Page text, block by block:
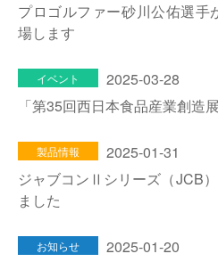
プロゴルファー砂川公佑選手
場します
イベント
2025-03-28
「第35回西日本食品産業創造
製品情報
2025-01-31
ジャブコンⅡシリーズ（JCB
ました
お知らせ
2025-01-20